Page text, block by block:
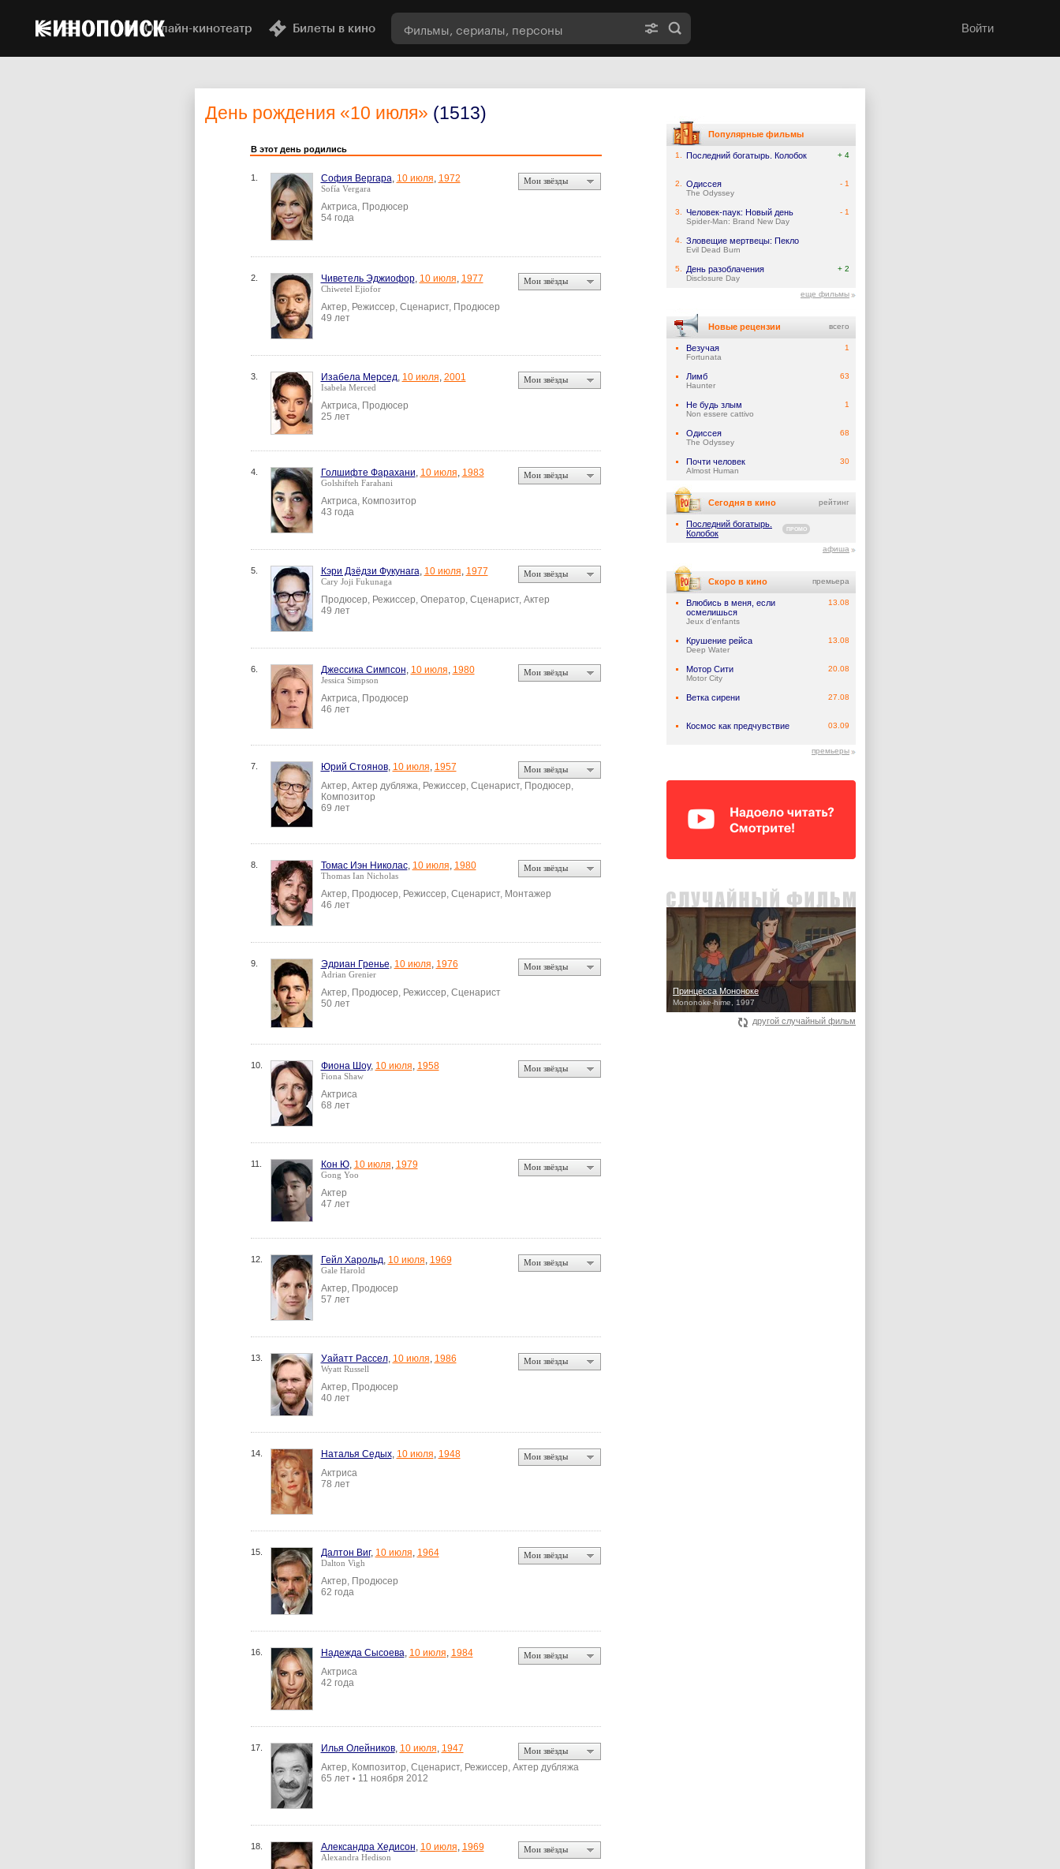
Онлайн-кинотеатр Билеты в кино Войти
День рождения «10 июля» (1513)
В этот день родились
1. София Вергара, 10 июля, 1972
Sofía Vergara
Актриса, Продюсер
54 года
Мои звёзды
2. Чиветель Эджиофор, 10 июля, 1977
Chiwetel Ejiofor
Актер, Режиссер, Сценарист, Продюсер
49 лет
Мои звёзды
3. Изабела Мерсед, 10 июля, 2001
Isabela Merced
Актриса, Продюсер
25 лет
Мои звёзды
4. Голшифте Фарахани, 10 июля, 1983
Golshifteh Farahani
Актриса, Композитор
43 года
Мои звёзды
5. Кэри Дзёдзи Фукунага, 10 июля, 1977
Cary Joji Fukunaga
Продюсер, Режиссер, Оператор, Сценарист, Актер
49 лет
Мои звёзды
6. Джессика Симпсон, 10 июля, 1980
Jessica Simpson
Актриса, Продюсер
46 лет
Мои звёзды
7. Юрий Стоянов, 10 июля, 1957
Актер, Актер дубляжа, Режиссер, Сценарист, Продюсер,
Композитор
69 лет
Мои звёзды
8. Томас Иэн Николас, 10 июля, 1980
Thomas Ian Nicholas
Актер, Продюсер, Режиссер, Сценарист, Монтажер
46 лет
Мои звёзды
9. Эдриан Гренье, 10 июля, 1976
Adrian Grenier
Актер, Продюсер, Режиссер, Сценарист
50 лет
Мои звёзды
10. Фиона Шоу, 10 июля, 1958
Fiona Shaw
Актриса
68 лет
Мои звёзды
11. Кон Ю, 10 июля, 1979
Gong Yoo
Актер
47 лет
Мои звёзды
12. Гейл Харольд, 10 июля, 1969
Gale Harold
Актер, Продюсер
57 лет
Мои звёзды
13. Уайатт Рассел, 10 июля, 1986
Wyatt Russell
Актер, Продюсер
40 лет
Мои звёзды
14. Наталья Седых, 10 июля, 1948
Актриса
78 лет
Мои звёзды
15. Далтон Виг, 10 июля, 1964
Dalton Vigh
Актер, Продюсер
62 года
Мои звёзды
16. Надежда Сысоева, 10 июля, 1984
Актриса
42 года
Мои звёзды
17. Илья Олейников, 10 июля, 1947
Актер, Композитор, Сценарист, Режиссер, Актер дубляжа
65 лет • 11 ноября 2012
Мои звёзды
18. Александра Хедисон, 10 июля, 1969
Alexandra Hedison
Мои звёзды
Популярные фильмы
1. Последний богатырь. Колобок + 4
2. Одиссея
The Odyssey
- 1
3. Человек-паук: Новый день
Spider-Man: Brand New Day
- 1
4. Зловещие мертвецы: Пекло
Evil Dead Burn
5. День разоблачения
Disclosure Day
+ 2
еще фильмы
Новые рецензии всего
Везучая
Fortunata
1
Лимб
Haunter
63
Не будь злым
Non essere cattivo
1
Одиссея
The Odyssey
68
Почти человек
Almost Human
30
Сегодня в кино рейтинг
Последний богатырь.
Колобок
ПРОМО
афиша
Скоро в кино премьера
Влюбись в меня, если
осмелишься
Jeux d'enfants
13.08
Крушение рейса
Deep Water
13.08
Мотор Сити
Motor City
20.08
Ветка сирени 27.08
Космос как предчувствие 03.09
премьеры
Принцесса Мононоке
Mononoke-hime, 1997
другой случайный фильм